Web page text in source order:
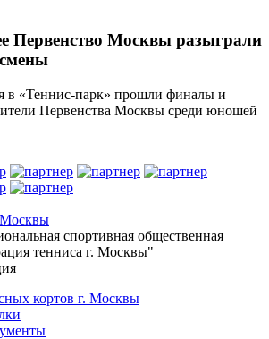
Первенство Москвы разыграли
в «Теннис-парк» прошли финалы и
Первенства Москвы среди юношей
Москвы
спортивная общественная
тенниса г. Москвы"
кортов г. Москвы